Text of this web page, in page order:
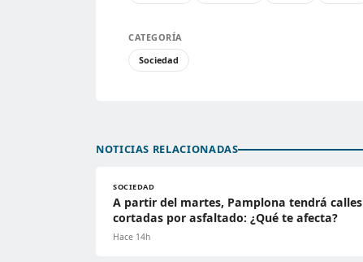
CATEGORÍA
Sociedad
NOTICIAS RELACIONADAS
SOCIEDAD
A partir del martes, Pamplona tendrá calles
cortadas por asfaltado: ¿Qué te afecta?
Hace 14h